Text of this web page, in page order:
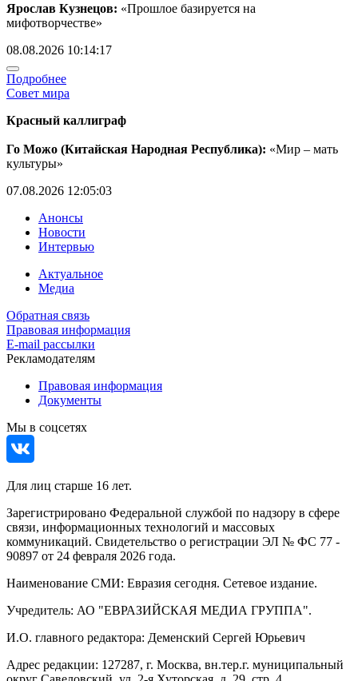
Ярослав Кузнецов: «Прошлое базируется на
мифотворчестве»
08.08.2026 10:14:17
Подробнее
Совет мира
Красный каллиграф
Го Можо (Китайская Народная Республика): «Мир – мать
культуры»
07.08.2026 12:05:03
Анонсы
Новости
Интервью
Актуальное
Медиа
Обратная связь
Правовая информация
E-mail рассылки
Рекламодателям
Правовая информация
Документы
Мы в соцсетях
Для лиц старше 16 лет.
Зарегистрировано Федеральной службой по надзору в сфере
связи, информационных технологий и массовых
коммуникаций. Свидетельство о регистрации ЭЛ № ФС 77 -
90897 от 24 февраля 2026 года.
Наименование СМИ: Евразия сегодня. Сетевое издание.
Учредитель: АО "ЕВРАЗИЙСКАЯ МЕДИА ГРУППА".
И.О. главного редактора: Деменский Сергей Юрьевич
Адрес редакции: 127287, г. Москва, вн.тер.г. муниципальный